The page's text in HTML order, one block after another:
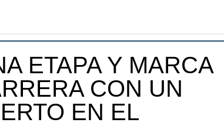
ETAPA Y MARCA
CON UN
EN EL